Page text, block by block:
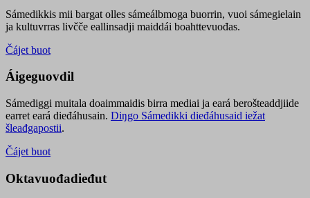
Sámedikkis mii bargat olles sámeálbmoga buorrin, vuoi sámegielain
ja kultuvrras livčče eallinsadji maiddái boahttevuođas.
Čájet buot
Áigeguovdil
Sámediggi muitala doaimmaidis birra mediai ja eará berošteaddjiide
earret eará dieđáhusain. Diŋgo Sámedikki dieđáhusaid iežat
šleađgapostii.
Čájet buot
Oktavuođadieđut